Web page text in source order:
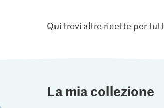
Qui trovi altre ricette per
La mia collezione